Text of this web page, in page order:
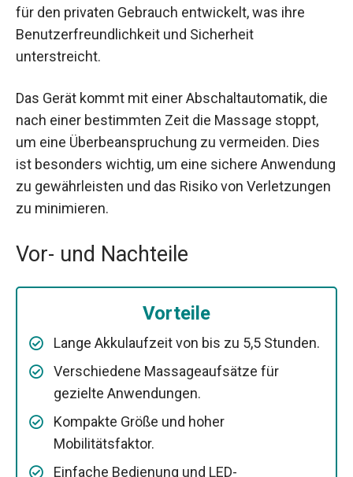
für den privaten Gebrauch entwickelt, was ihre
Benutzerfreundlichkeit und Sicherheit
unterstreicht.
Das Gerät kommt mit einer Abschaltautomatik, die
nach einer bestimmten Zeit die Massage stoppt,
um eine Überbeanspruchung zu vermeiden. Dies
ist besonders wichtig, um eine sichere Anwendung
zu gewährleisten und das Risiko von Verletzungen
zu minimieren.
Vor- und Nachteile
Vorteile
Lange Akkulaufzeit von bis zu 5,5 Stunden.
Verschiedene Massageaufsätze für
gezielte Anwendungen.
Kompakte Größe und hoher
Mobilitätsfaktor.
Einfache Bedienung und LED-